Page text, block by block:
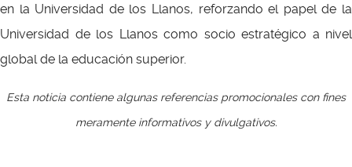
en la Universidad de los Llanos, reforzando el papel de la
Universidad de los Llanos como socio estratégico a nivel
global de la educación superior.
Esta noticia contiene algunas referencias promocionales con fines
meramente informativos y divulgativos.